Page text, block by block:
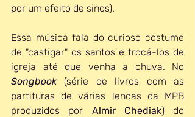
por um efeito de sinos).
Essa música fala do curioso costume
de "castigar" os santos e trocá-los de
Songbook
(série de livros com as
partituras de várias lendas da MPB
produzidos por Almir Chediak) do